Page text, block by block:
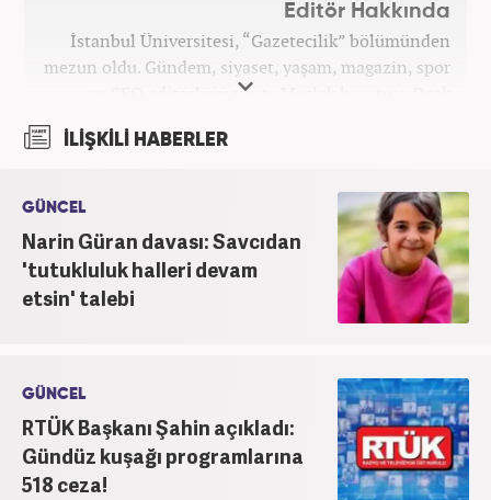
Editör Hakkında
İstanbul Üniversitesi, “Gazetecilik” bölümünden
mezun oldu. Gündem, siyaset, yaşam, magazin, spor
ve SEO editörlüğü yaptı. Meslek hayatına Ocak
İLİŞKİLİ HABERLER
GÜNCEL
Narin Güran davası: Savcıdan
'tutukluluk halleri devam
etsin' talebi
GÜNCEL
RTÜK Başkanı Şahin açıkladı:
Gündüz kuşağı programlarına
518 ceza!